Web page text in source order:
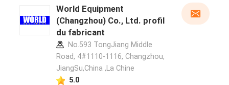
World Equipment
(Changzhou) Co., Ltd. profil
du fabricant
No.593 TongJiang Middle
Road, 4#1110-1116, Changzhou,
JiangSu,China ,La Chine
5.0